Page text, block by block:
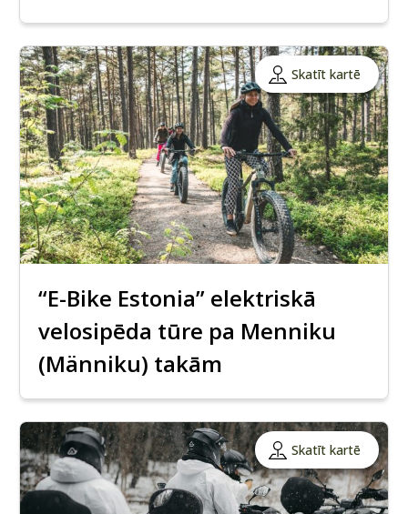
Skatīt kartē
“E-Bike Estonia” elektriskā
velosipēda tūre pa Menniku
(Männiku) takām
Skatīt kartē